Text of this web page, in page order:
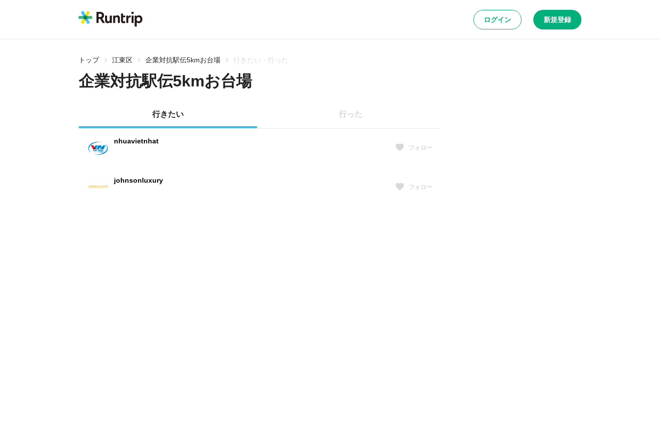
ログイン 新規登録
トップ 江東区 企業対抗駅伝5kmお台場 行きたい・行った
企業対抗駅伝5kmお台場
行きたい 行った
nhuavietnhat
フォロー
johnsonluxury
フォロー